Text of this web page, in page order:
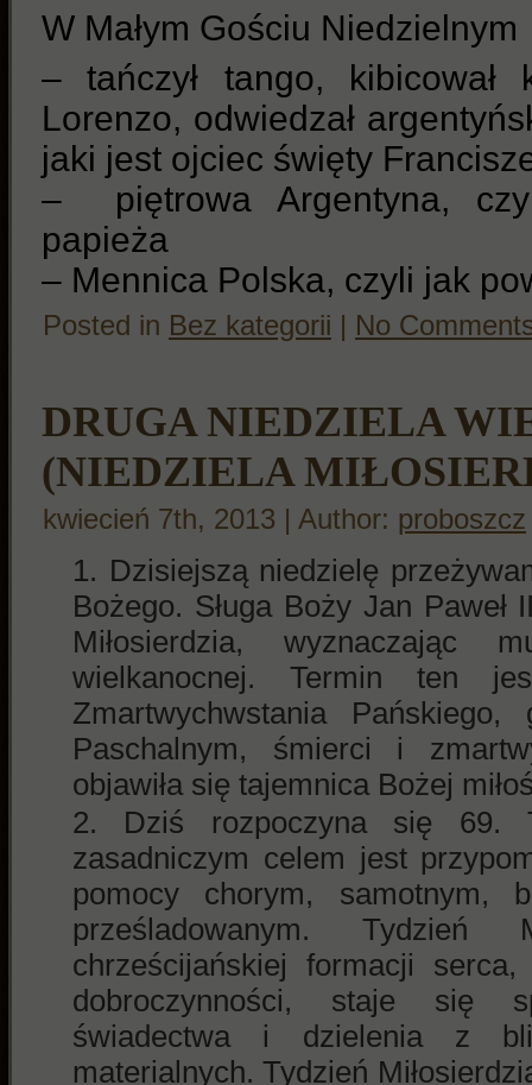
W Małym Gościu Niedzielnym
– tańczył tango, kibicował
Lorenzo, odwiedzał
jaki jest ojciec święty
– piętrowa Argentyna,
papieża
– Mennica Polska, czyli jak
Posted in Bez kategorii | No
DRUGA NIEDZIELA
(NIEDZIELA
kwiecień 7th, 2013 | Author: proboszcz
Dzisiejszą niedzielę
Bożego. Sługa Boży Jan Paweł
Miłosierdzia, wyznaczając
wielkanocnej. Termin ten
Zmartwychwstania
Paschalnym, śmierci i
objawiła się tajemnica Bożej
Dziś rozpoczyna się 69.
zasadniczym celem jest
pomocy chorym, samotnym,
prześladowanym. Tydzień
chrześcijańskiej formacji
dobroczynności, staje się
świadectwa i dzielenia z
materialnych. Tydzień